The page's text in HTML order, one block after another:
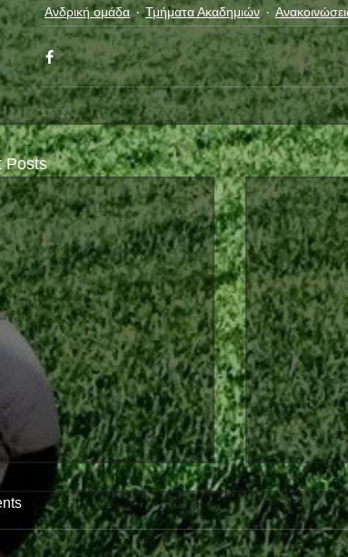
Ανδρική ομάδα Τμήματα Ακαδημιών
Posts